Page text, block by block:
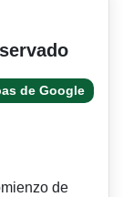
de Google
de